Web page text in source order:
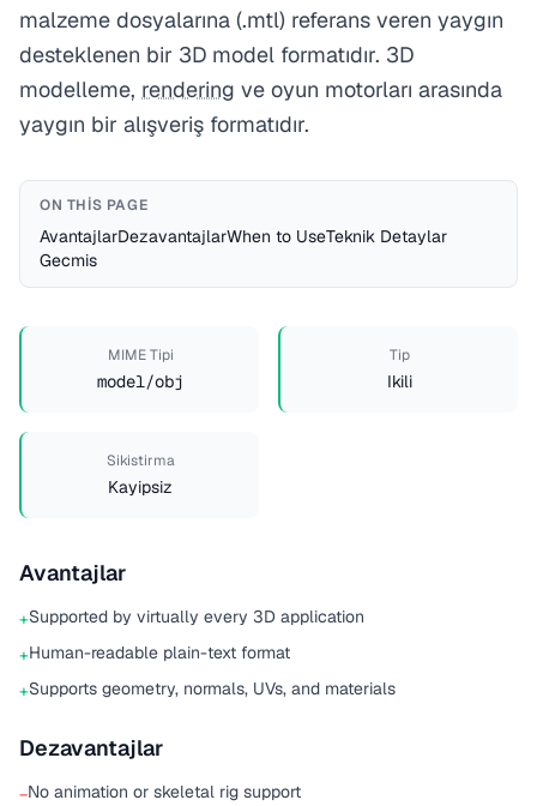
malzeme dosyalarına (.mtl) referans veren yaygın
desteklenen bir 3D model formatıdır. 3D
modelleme, rendering ve oyun motorları arasında
yaygın bir alışveriş formatıdır.
ON THIS PAGE
AvantajlarDezavantajlarWhen to UseTeknik Detaylar
Gecmis
MIME Tipi
model/obj
Tip
Ikili
Sikistirma
Kayipsiz
Avantajlar
+Supported by virtually every 3D application
+Human-readable plain-text format
+Supports geometry, normals, UVs, and materials
Dezavantajlar
−No animation or skeletal rig support